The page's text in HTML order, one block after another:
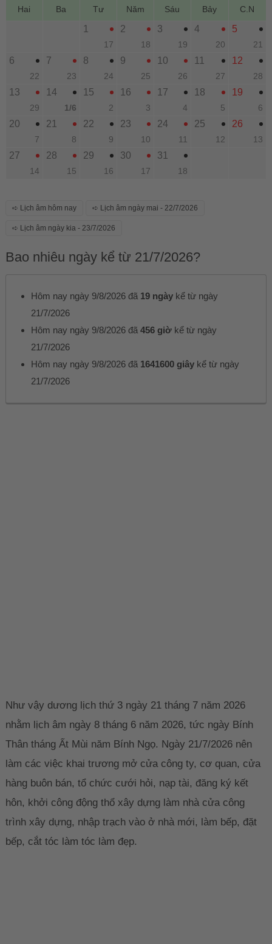
Hai Ba Tư Năm Sáu Bảy C.N
1
17
2
18
3
19
4
20
5
21
6
22
7
23
8
24
9
25
10
26
11
27
12
28
13
29
14
1/6
15
2
16
3
17
4
18
5
19
6
20
7
21
8
22
9
23
10
24
11
25
12
26
13
27
14
28
15
29
16
30
17
31
18
➪ Lịch âm hôm nay ➪ Lịch âm ngày mai - 22/7/2026
➪ Lịch âm ngày kia - 23/7/2026
Bao nhiêu ngày kể từ 21/7/2026?
Hôm nay ngày 9/8/2026 đã 19 ngày kể từ ngày
21/7/2026
Hôm nay ngày 9/8/2026 đã456 giờ kể từ ngày
21/7/2026
Hôm nay ngày 9/8/2026 đã 1641600 giây kể từ ngày
21/7/2026
Như vậy dương lịch thứ 3 ngày 21 tháng 7 năm 2026
nhằm lịch âm ngày 8 tháng 6 năm 2026, tức ngày Bính
Thân tháng Ất Mùi năm Bính Ngọ. Ngày 21/7/2026 nên
làm các việc khai trương mở cửa công ty, cơ quan, cửa
hàng buôn bán, tổ chức cưới hỏi, nạp tài, đăng ký kết
hôn, khởi công động thổ xây dựng làm nhà cửa công
trình xây dựng, nhập trạch vào ở nhà mới, làm bếp, đặt
bếp, cắt tóc làm tóc làm đẹp.